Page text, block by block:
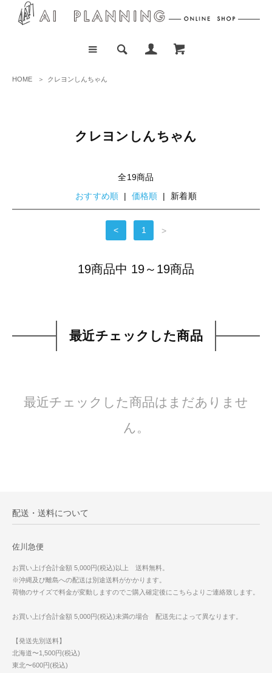
HOME ＞ クレヨンしんちゃん
クレヨンしんちゃん
全19商品
おすすめ順 | 価格順 | 新着順
< 1 >
19商品中 19～19商品
最近チェックした商品
最近チェックした商品はまだありませ
ん。
配送・送料について
佐川急便
お買い上げ合計金額 5,000円(税込)以上 送料無料。
※沖縄及び離島への配送は別途送料がかかります。
荷物のサイズで料金が変動しますのでご購入確定後にこちらよりご連絡致します。
お買い上げ合計金額 5,000円(税込)未満の場合 配送先によって異なります。
【発送先別送料】
北海道〜1,500円(税込)
東北〜600円(税込)